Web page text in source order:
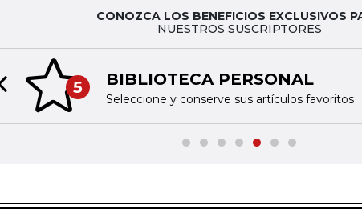
CONOZCA LOS BENEFICIOS EXCLUSIVOS
NUESTROS SUSCRIPTORES
5 BIBLIOTECA PERSONAL
Seleccione y conserve sus artículos favoritos
Previous slide